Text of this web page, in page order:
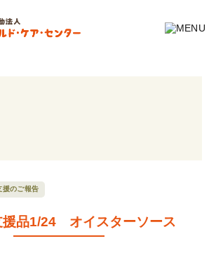
援のご報告
援品1/24 オイスターソース